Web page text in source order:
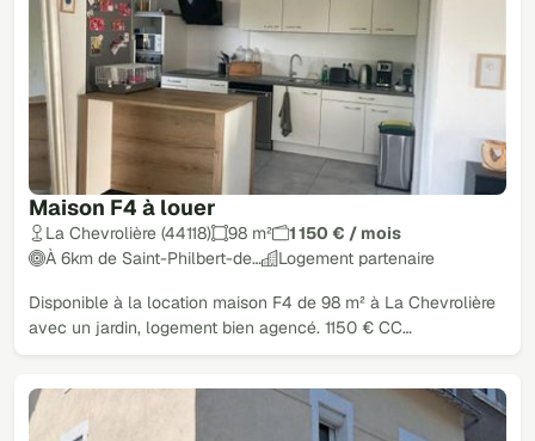
Maison F4 à louer
La Chevrolière (44118) 98 m²
1 150 € / mois
À 6km de Saint-Philbert-de…
Logement partenaire
Disponible à la location maison F4 de 98 m² à La Chevrolière
avec un jardin, logement bien agencé. 1150 € CC…